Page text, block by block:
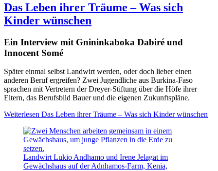
Das Leben ihrer Träume – Was sich
Kinder wünschen
Ein Interview mit Gnininkaboka Dabiré und
Innocent Somé
Später einmal selbst Landwirt werden, oder doch lieber einen
anderen Beruf ergreifen? Zwei Jugendliche aus Burkina-Faso
sprachen mit Vertretern der Dreyer-Stiftung über die Höfe ihrer
Eltern, das Berufsbild Bauer und die eigenen Zukunftspläne.
Weiterlesen Das Leben ihrer Träume – Was sich Kinder wünschen
Landwirt Lukio Andhamo und Irene Jelagat im
Gewächshaus auf der Adnhamos-Farm, Kenia,